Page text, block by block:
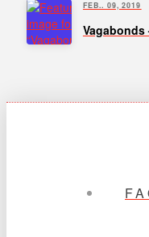
FEB.. 09, 2019
Vagabonds